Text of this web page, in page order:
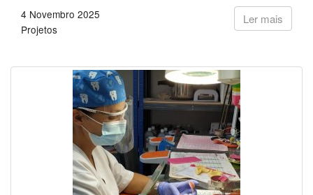
Ler mais
4 Novembro 2025
Projetos